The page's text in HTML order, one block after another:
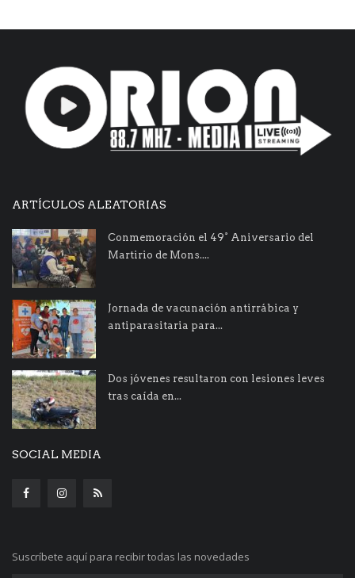
ARTÍCULOS ALEATORIAS
Conmemoración el 49° Aniversario del
Martirio de Mons....
Jornada de vacunación antirrábica y
antiparasitaria para...
Dos jóvenes resultaron con lesiones leves
tras caída en...
SOCIAL MEDIA
Suscríbete aquí para recibir todas las novedades